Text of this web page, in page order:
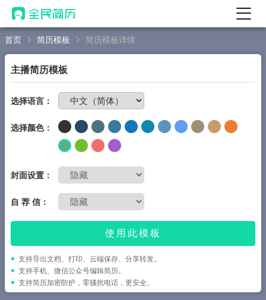
首页
AI 简历工具
AI 优化简历
AI 翻译简历
AI 诊断简历
AI 模拟面试
面试自我介绍
简历教程
登录 / 注册
首页 简历模板 简历模板详情
主播简历模板
选择语言：
选择颜色：
封面设置：
自 荐 信：
使用此模板
支持导出文档、打印、云端保存、分享转发。
支持手机、微信公众号编辑简历。
支持简历加密防护，零骚扰电话，更安全。